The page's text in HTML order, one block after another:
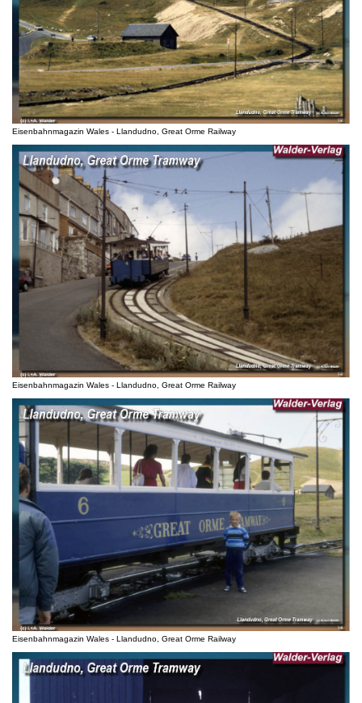
Eisenbahnmagazin Wales - Llandudno, Great Orme Railway
Eisenbahnmagazin Wales - Llandudno, Great Orme Railway
Eisenbahnmagazin Wales - Llandudno, Great Orme Railway